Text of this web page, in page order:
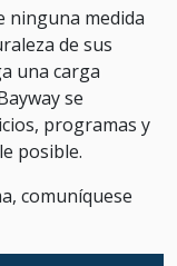
ninguna medida
de sus
una carga
se
programas y
posible.
comuníquese